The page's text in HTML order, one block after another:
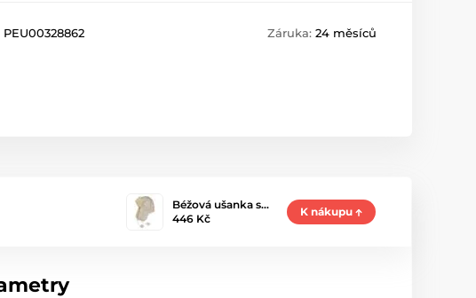
PEU00328862 Záruka: 24 měsíců
Béžová ušanka s…
446 Kč
K nákupu